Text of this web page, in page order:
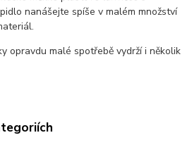
nanášejte spíše v malém množství
opravdu malé spotřebě vydrží i několik